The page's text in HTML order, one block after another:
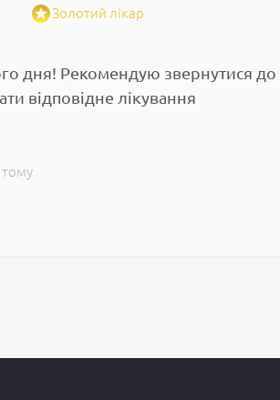
Золотий лікар
дня! Рекомендую звернутися до
відповідне лікування
тому